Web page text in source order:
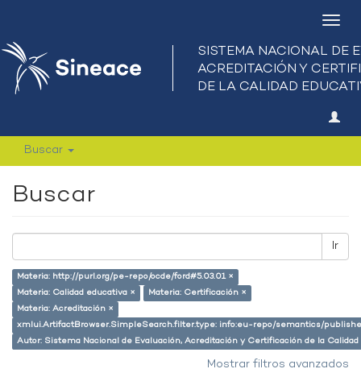
Buscar
Buscar
Ir
Materia: http://purl.org/pe-repo/ocde/ford#5.03.01 ×
Materia: Calidad educativa ×
Materia: Certificación ×
Materia: Acreditación ×
xmlui.ArtifactBrowser.SimpleSearch.filter.type: info:eu-repo/semantics/
Autor: Sistema Nacional de Evaluación, Acreditación y Certificación de la
Mostrar filtros avanzados